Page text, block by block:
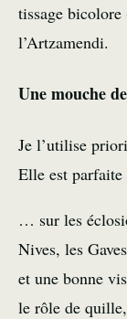
tissage bicolore
l’Artzamendi.
Une mouche
Je l’utilise
Elle est
… sur les
Nives, les
et une bonne
le rôle de